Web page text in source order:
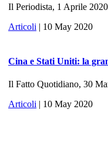
Il Periodista, 1 Aprile
Articoli | 10 May 2020
Cina e Stati Uniti: la
Il Fatto Quotidiano, 30
Articoli | 10 May 2020